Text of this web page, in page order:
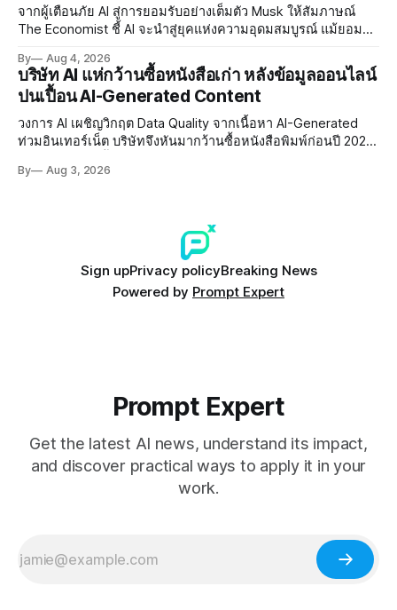
จากผู้เตือนภัย AI สู่การยอมรับอย่างเต็มตัว Musk ให้สัมภาษณ์
The Economist ชี้ AI จะนำสู่ยุคแห่งความอุดมสมบูรณ์ แม้ยอมรับ
By Aug 4, 2026
บริษัท AI แห่กว้านซื้อหนังสือเก่า หลังข้อมูลออนไลน์
ปนเปื้อน AI-Generated Content
วงการ AI เผชิญวิกฤต Data Quality จากเนื้อหา AI-Generated
ท่วมอินเทอร์เน็ต บริษัทจึงหันมากว้านซื้อหนังสือพิมพ์ก่อนปี 2022
Poisoning ที่ซับซ้อน
By Aug 3, 2026
Sign upPrivacy policyBreaking News
Powered by Prompt Expert
Prompt Expert
Get the latest AI news, understand its impact,
and discover practical ways to apply it in your
work.